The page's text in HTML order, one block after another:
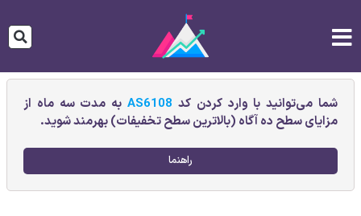
شما می‌توانید با وارد کردن کد AS6108به مدت سه ماه از
مزایای سطح ده آگاه (بالاترین سطح تخفیفات) بهرمند شوید.
راهنما